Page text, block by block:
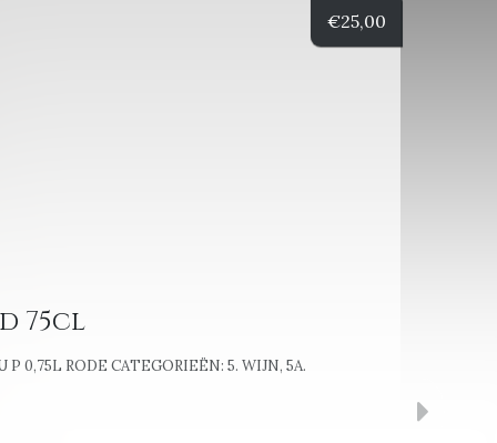
€25,00
75cl
P 0,75L RODE CATEGORIEËN: 5. WIJN, 5A.